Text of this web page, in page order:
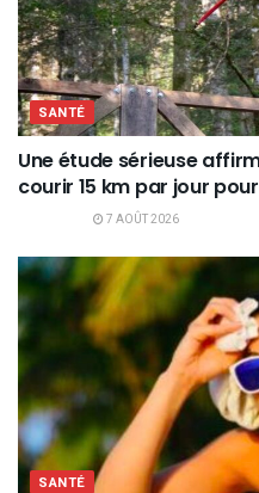
SANTÉ
Une étude sérieuse
courir 15 km par jour
7 AOÛT 2026
SANTÉ